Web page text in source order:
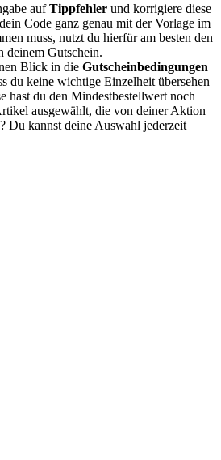
aufTippfehler und korrigiere diese
Code ganz genau mit der Vorlage im
muss, nutzt du hierfür am besten den
deinem Gutschein.
Blick in die Gutscheinbedingungen
du keine wichtige Einzelheit übersehen
hast du den Mindestbestellwert noch
ausgewählt, die von deiner Aktion
Du kannst deine Auswahl jederzeit